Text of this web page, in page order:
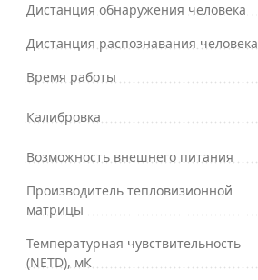
Дистанция обнаружения человека
Дистанция распознавания человека
Время работы
Калибровка
Возможность внешнего питания
Производитель тепловизионной
матрицы
Температурная чувствительность
(NETD), мК